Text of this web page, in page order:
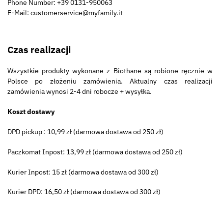
Phone Number: +39 0131-950063
E-Mail: customerservice@myfamily.it
Czas realizacji
Wszystkie produkty wykonane z Biothane są robione ręcznie w
Polsce po złożeniu zamówienia. Aktualny czas realizacji
zamówienia wynosi 2-4 dni robocze + wysyłka.
Koszt dostawy
DPD pickup : 10,99 zł (darmowa dostawa od 250 zł)
Paczkomat Inpost: 13,99 zł (darmowa dostawa od 250 zł)
Kurier Inpost: 15 zł (darmowa dostawa od 300 zł)
Kurier DPD: 16,50 zł (darmowa dostawa od 300 zł)